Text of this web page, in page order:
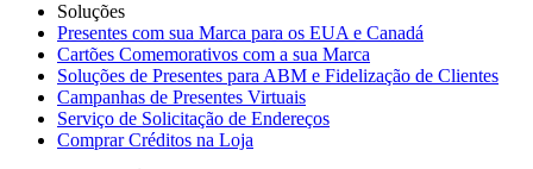
Soluções
Presentes com sua Marca para os EUA e Canadá
Cartões Comemorativos com a sua Marca
Soluções de Presentes para ABM e Fidelização de Clientes
Campanhas de Presentes Virtuais
Serviço de Solicitação de Endereços
Comprar Créditos na Loja